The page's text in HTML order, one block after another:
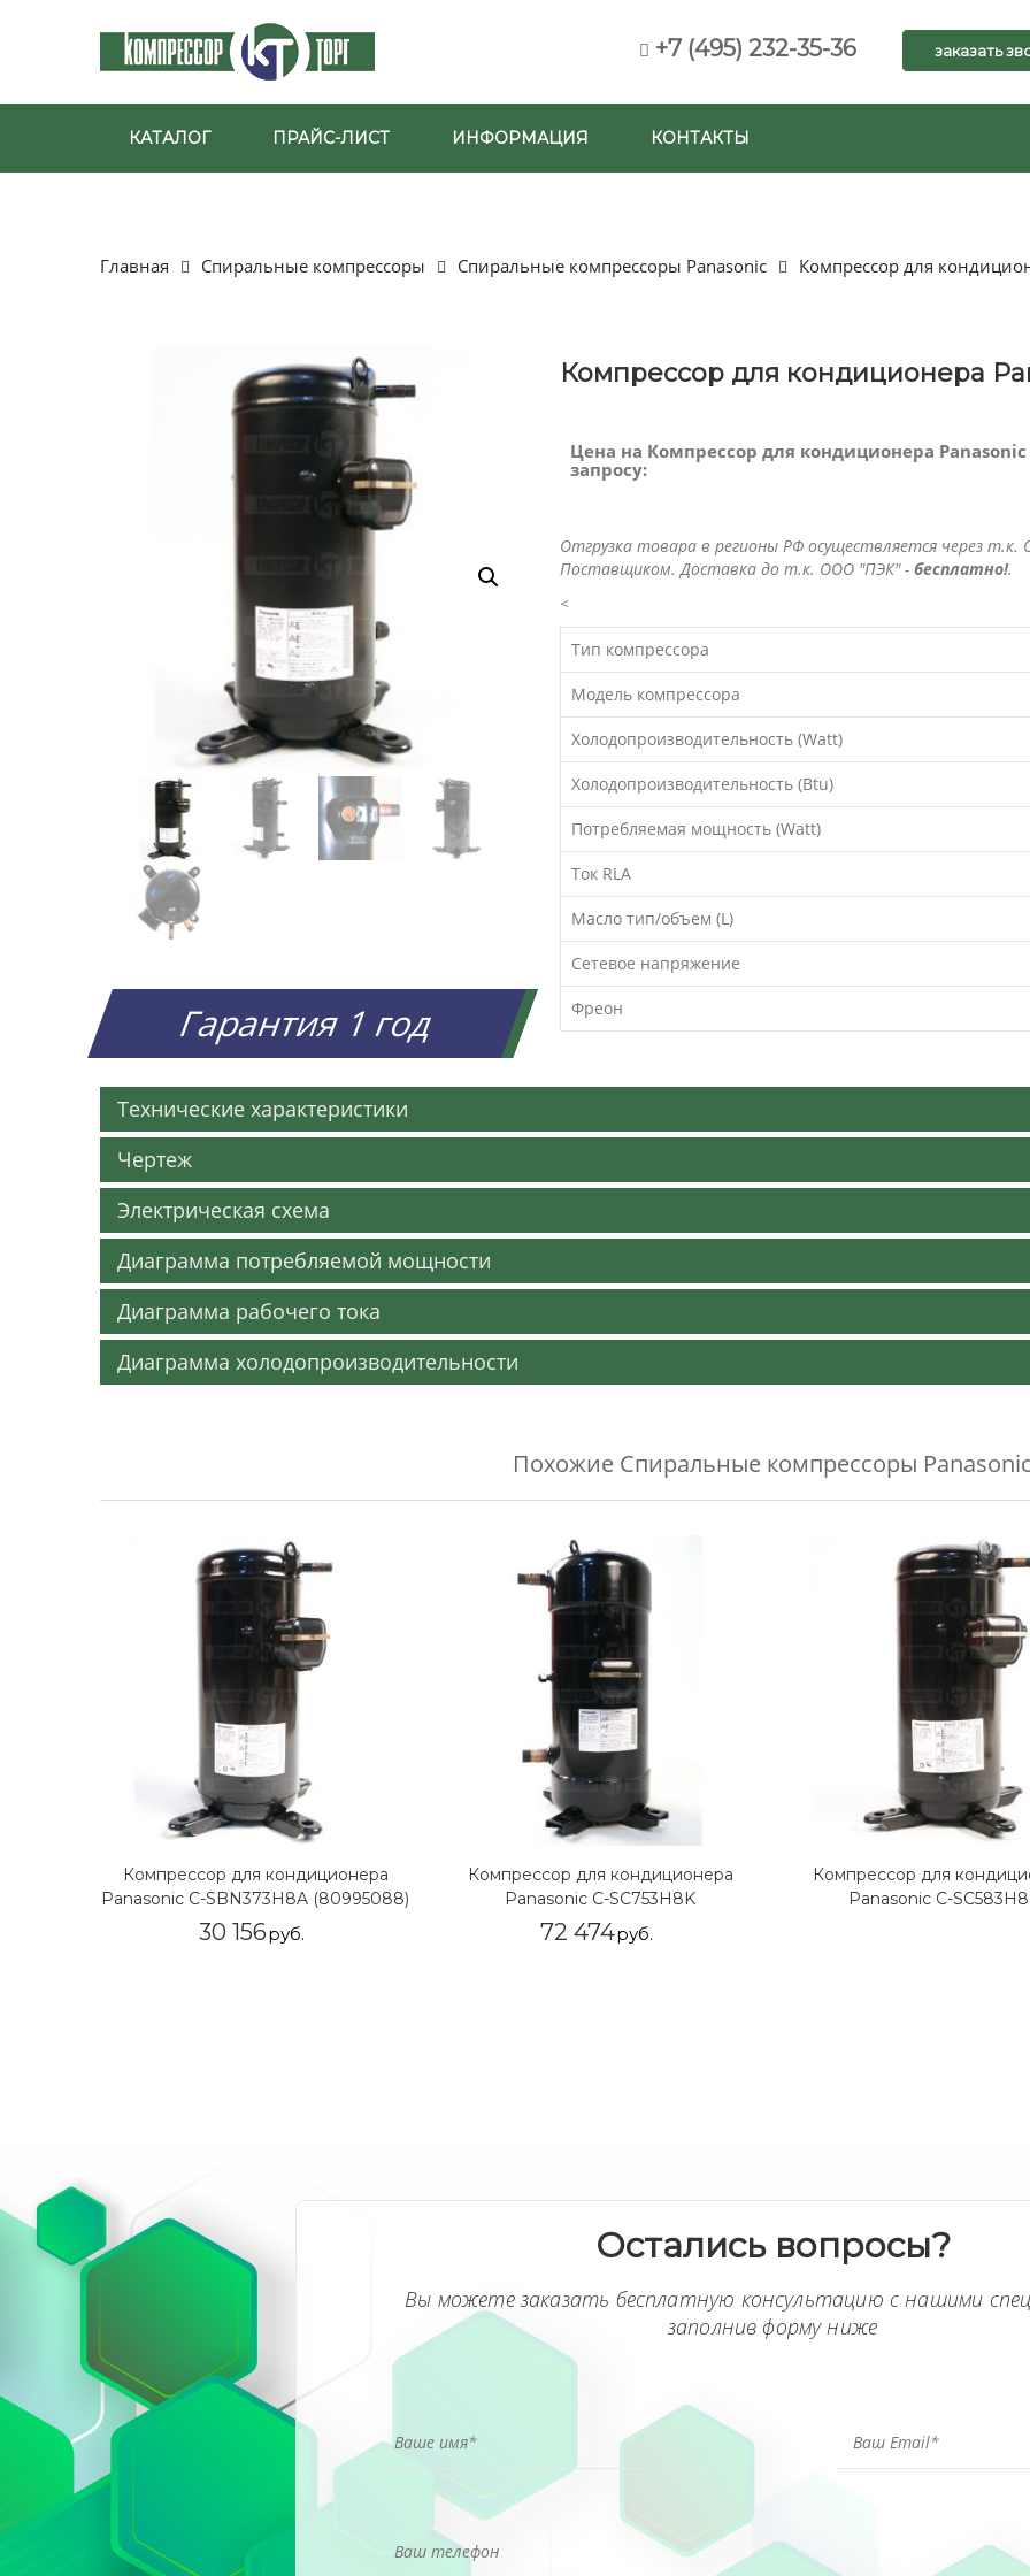
+7 (495) 232-35-36 заказать
КАТАЛОГ ПРАЙС-ЛИСТ ИНФОРМАЦИЯ КОНТАКТЫ
Главная Спиральные компрессоры Спиральные компрессоры Panasonic Компрессор для
Гарантия 1 год
Компрессор для кондиционера
Цена на Компрессор для кондиционера Panasonic
запросу:
Отгрузка товара в регионы РФ осуществляется через
Поставщиком. Доставка до т.к. ООО "ПЭК" - бесплатно!.
<
Тип компрессора
Модель компрессора
Холодопроизводительность (Watt)
Холодопроизводительность (Btu)
Потребляемая мощность (Watt)
Ток RLA
Масло тип/объем (L)
Сетевое напряжение
Фреон
Технические характеристики
Чертеж
Электрическая схема
Диаграмма потребляемой мощности
Диаграмма рабочего тока
Диаграмма холодопроизводительности
Похожие Спиральные компрессоры
Компрессор для кондиционера
Panasonic C-SBN373H8A (80995088)
30 156руб.
Компрессор для кондиционера
Panasonic C-SC753H8K
72 474руб.
Компрессор для
Panasonic C-
Остались вопросы?
Вы можете заказать бесплатную консультацию с нашими
заполнив форму ниже